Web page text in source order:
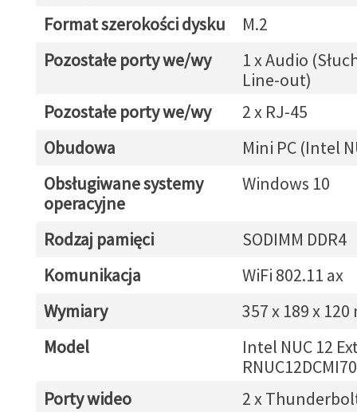
Format szerokości dysku
M.2
Pozostałe porty we/wy
1 x Audio
Line-out)
Pozostałe porty we/wy
2 x RJ-45
Obudowa
Mini PC (Intel
Obsługiwane systemy
operacyjne
Windows 10
Rodzaj pamięci
SODIMM DDR4
Komunikacja
WiFi 802.11 ax
Wymiary
357 x 189 x 120
Model
Intel NUC 12
Porty wideo
2 x